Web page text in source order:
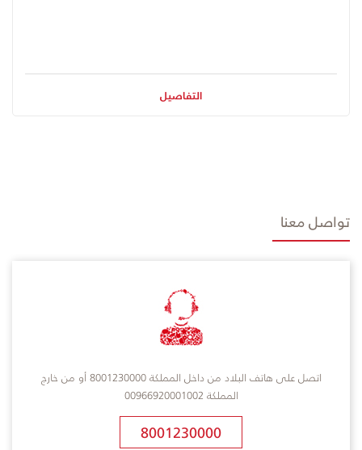
التفاصيل
تواصل معنا
اتصل على هاتف البلاد من داخل المملكة 8001230000 أو من خارج
المملكة 00966920001002
8001230000